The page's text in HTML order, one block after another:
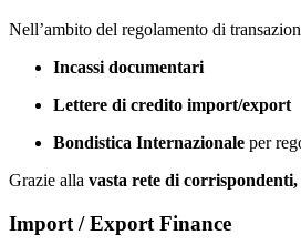
Nell’ambito del regolamento di
Incassi documentari
Lettere di credito import/export
Bondistica Internazionale per
Grazie alla vasta rete di corrispondenti,
Import / Export Finance